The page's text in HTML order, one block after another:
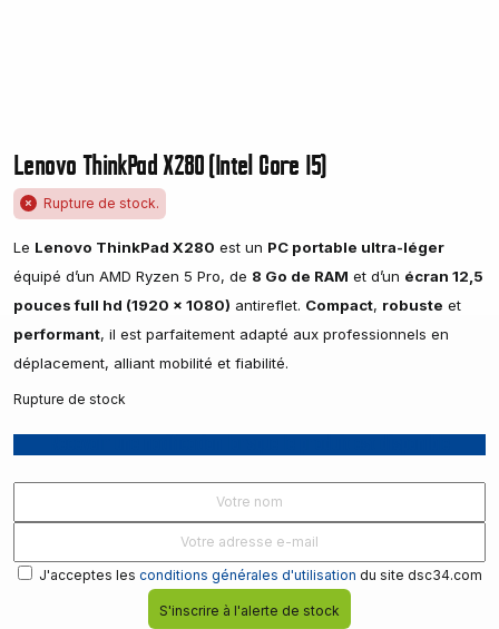
Lenovo ThinkPad X280 (Intel Core I5)
Rupture de stock.
Le Lenovo ThinkPad X280 est un PC portable ultra-léger
équipé d’un AMD Ryzen 5 Pro, de 8 Go de RAM et d’un écran 12,5
pouces full hd (1920 x 1080) antireflet. Compact, robuste et
performant, il est parfaitement adapté aux professionnels en
déplacement, alliant mobilité et fiabilité.
Rupture de stock
J'acceptes les conditions générales d'utilisation du site dsc34.com
S'inscrire à l'alerte de stock